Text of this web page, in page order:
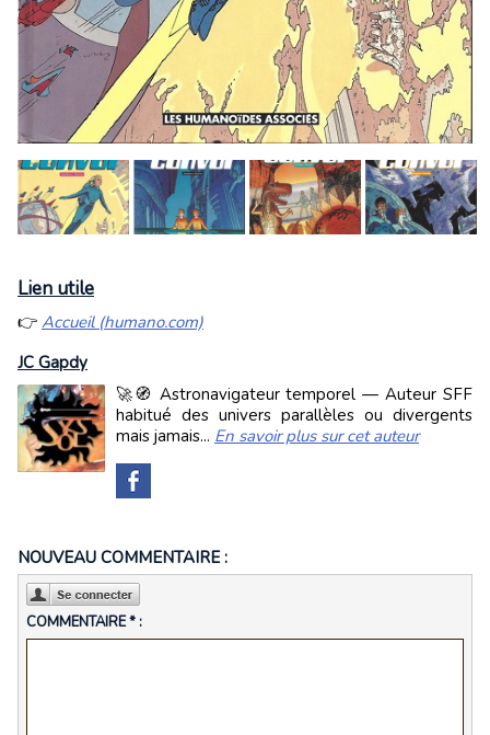
Lien utile
Accueil (humano.com)
JC Gapdy
🚀🧭 Astronavigateur temporel — Auteur SFF
habitué des univers parallèles ou divergents
mais jamais... En savoir plus sur cet auteur
NOUVEAU COMMENTAIRE :
COMMENTAIRE * :